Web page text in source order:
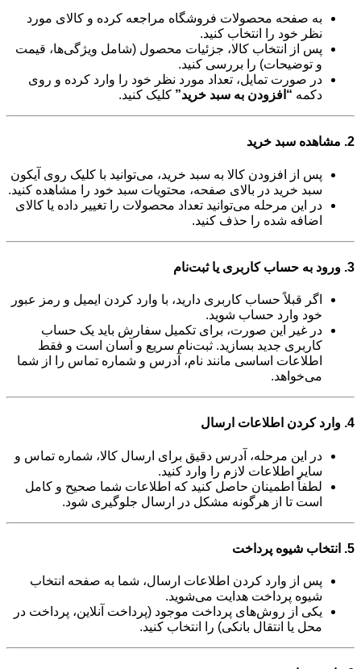
به صفحه محصولات فروشگاه مراجعه کرده و کالای مورد
نظر خود را انتخاب کنید.
پس از انتخاب کالا، جزئیات محصول (شامل ویژگی‌ها، قیمت
و توضیحات) را بررسی کنید.
در صورت تمایل، تعداد مورد نظر خود را وارد کرده و روی
دکمه “افزودن به سبد خرید” کلیک کنید.
2. مشاهده سبد خرید
پس از افزودن کالا به سبد خرید، می‌توانید با کلیک روی آیکون
سبد خرید در بالای صفحه، محتویات سبد خود را مشاهده کنید.
در این مرحله می‌توانید تعداد محصولات را تغییر داده یا کالای
اضافه شده را حذف کنید.
3. ورود به حساب کاربری یا ثبت‌نام
اگر قبلاً حساب کاربری دارید، با وارد کردن ایمیل و رمز عبور
خود وارد حساب شوید.
در غیر این صورت، برای تکمیل سفارش باید یک حساب
کاربری جدید بسازید. ثبت‌نام سریع و آسان است و فقط
اطلاعات اساسی مانند نام، آدرس و شماره تماس را از شما
می‌خواهد.
4. وارد کردن اطلاعات ارسال
در این مرحله، آدرس دقیق برای ارسال کالا، شماره تماس و
سایر اطلاعات لازم را وارد کنید.
لطفاً اطمینان حاصل کنید که اطلاعات شما صحیح و کامل
است تا از هرگونه مشکل در ارسال جلوگیری شود.
5. انتخاب شیوه پرداخت
پس از وارد کردن اطلاعات ارسال، شما به صفحه انتخاب
شیوه پرداخت هدایت می‌شوید.
یکی از روش‌های پرداخت موجود (پرداخت آنلاین، پرداخت در
محل یا انتقال بانکی) را انتخاب کنید.